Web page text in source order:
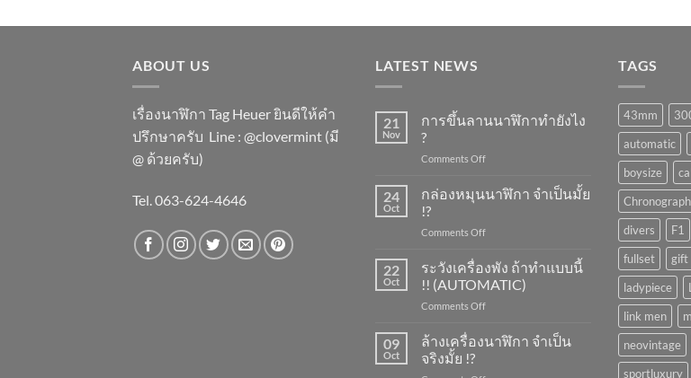
ABOUT US
เรื่องนาฬิกา Tag Heuer ยินดีให้คำ
ปรึกษาครับ ​Line : @clovermint (มี
@ ด้วยครับ)
Tel. 063-624-4646
LATEST NEWS
21
Nov
การขึ้นลานนาฬิกาทำยังไง
?
Comments Offon
ทำ
ไง
?
24
Oct
กล่องหมุนนาฬิกา จำเป็นมั้ย
!?
Comments Offon
หมุน
จำเป็น
มั้ย
22
Oct
ระวังเครื่องพัง ถ้าทำแบบนี้
!! (AUTOMATIC)
Comments Offon
เครื่อง
09
Oct
ล้างเครื่องนาฬิกา จำเป็น
จริงมั้ย !?
TAGS
43mm
automatic
boysize
Chronograph
divers
F1
fullset
gift
ladypiece
link men
neovintage
sportluxury